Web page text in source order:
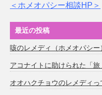
＜ホメオパシー相談HP＞
最近の投稿
咳のレメディ（ホメオパシー
アコナイトに助けられた「旅
オオハクチョウのレメディ